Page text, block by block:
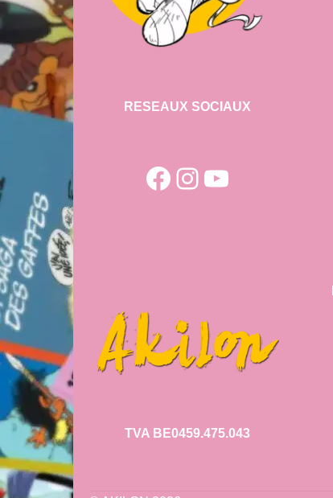
RESEAUX SOCIAUX
Facebook
Instagram
YouTube
TVA BE0459.475.043